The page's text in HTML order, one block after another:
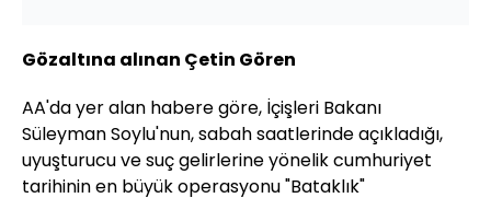
Gözaltına alınan Çetin Gören
AA'da yer alan habere göre, İçişleri Bakanı
Süleyman Soylu'nun, sabah saatlerinde açıkladığı,
uyuşturucu ve suç gelirlerine yönelik cumhuriyet
tarihinin en büyük operasyonu "Bataklık"